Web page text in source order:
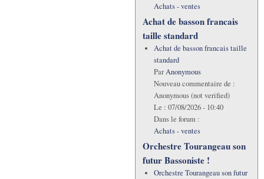
Achats - ventes
Achat de basson francais
taille standard
Achat de basson francais taille
standard
ParAnonymous
Nouveau commentaire de :
Anonymous (not verified)
Le : 07/08/2026 - 10:40
Dans le forum :
Achats - ventes
Orchestre Tourangeau son
futur Bassoniste !
Orchestre Tourangeau son futur